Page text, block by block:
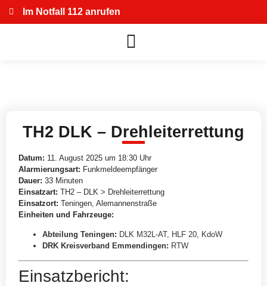
Im Notfall 112 anrufen
TH2 DLK – Drehleiterrettung
Datum: 11. August 2025 um 18:30 Uhr
Alarmierungsart: Funkmeldeempfänger
Dauer: 33 Minuten
Einsatzart: TH2 – DLK > Drehleiterrettung
Einsatzort: Teningen, Alemannenstraße
Einheiten und Fahrzeuge:
Abteilung Teningen: DLK M32L-AT, HLF 20, KdoW
DRK Kreisverband Emmendingen: RTW
Einsatzbericht: